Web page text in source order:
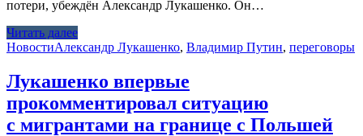
потери, убеждён Александр Лукашенко. Он…
Читать далее
НовостиАлександр Лукашенко, Владимир Путин, переговоры
Лукашенко впервые
прокомментировал ситуацию
с мигрантами на границе с Польшей